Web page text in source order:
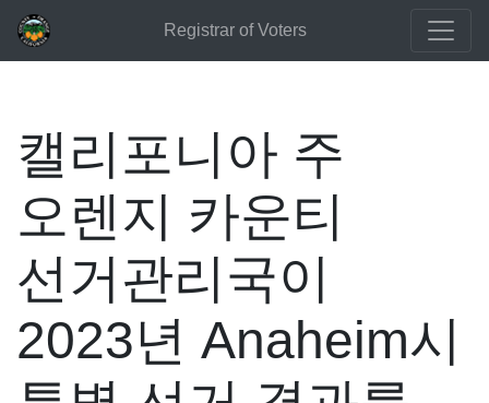
Registrar of Voters
캘리포니아 주
오렌지 카운티
선거관리국이
2023년 Anaheim시